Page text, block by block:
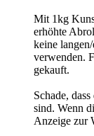
Mit 1kg
erhöhte
keine
verwenden.
gekauft.
Schade,
sind. Wenn
Anzeige zur